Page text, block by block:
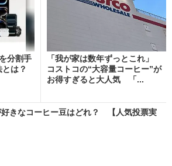
分割手
は？
「我が家は数年ずっとこれ」
コストコの“大容量コーヒー”が
お得すぎると大人気 「...
好きなコーヒー豆はどれ？ 【人気投票実